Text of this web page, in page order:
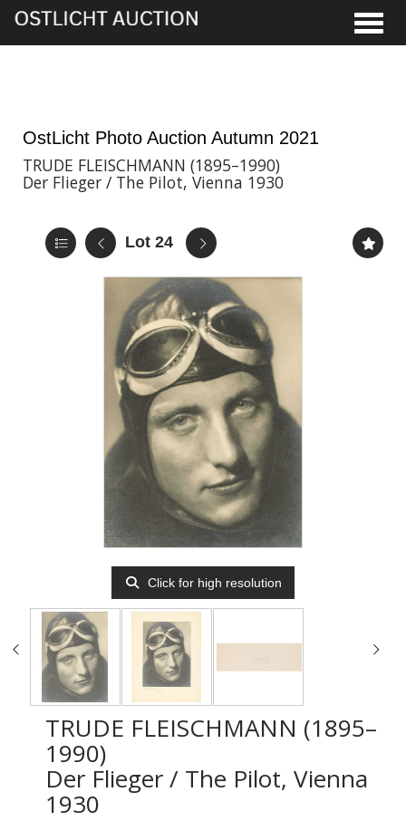
OstLicht Photo Auction Autumn 2021
TRUDE FLEISCHMANN (1895–1990)
Der Flieger / The Pilot, Vienna 1930
Lot 24
Click for high resolution
TRUDE FLEISCHMANN (1895–
1990)
Der Flieger / The Pilot, Vienna
1930